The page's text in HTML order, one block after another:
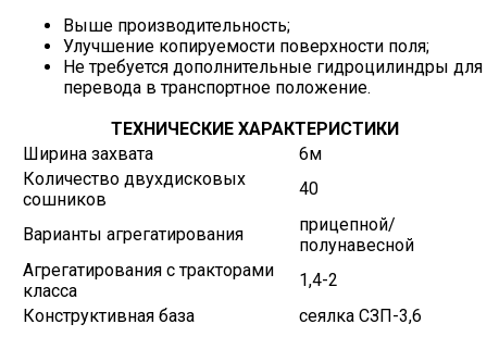
Выше производительность;
Улучшение копируемости поверхности поля;
Не требуется дополнительные гидроцилиндры для
перевода в транспортное положение.
ТЕХНИЧЕСКИЕ ХАРАКТЕРИСТИКИ
Ширина захвата
6м
Количество двухдисковых
сошников
40
Варианты агрегатирования
прицепной/
полунавесной
Агрегатирования с тракторами
класса
1,4-2
Конструктивная база
сеялка СЗП-3,6